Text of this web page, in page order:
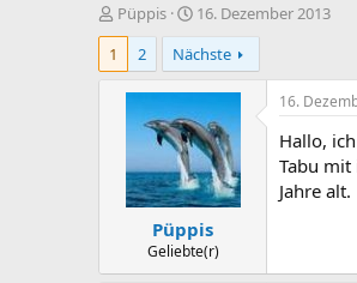
T
h
m
r
Püppis
B
e
g
i
n
n
d
a
t
u
m
16. Dezember 2013
1
2 Nächste
Püppis
Geliebte(r)
16.
Hallo,
Tabu mit
Jahre alt.